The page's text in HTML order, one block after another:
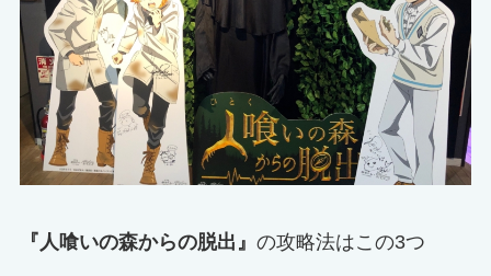
『人喰いの森からの脱出』 の攻略法はこの3つ